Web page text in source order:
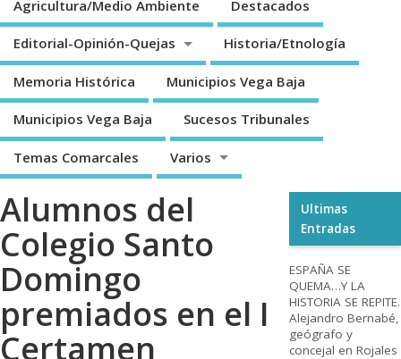
Agricultura/Medio Ambiente Destacados
Editorial-Opinión-Quejas Historia/Etnología
Memoria Histórica Municipios Vega Baja
Municipios Vega Baja Sucesos Tribunales
Temas Comarcales Varios
Alumnos del
Colegio Santo
Domingo
premiados en el I
Certamen
Ultimas
Entradas
ESPAÑA SE
QUEMA…Y LA
HISTORIA SE REPITE.
Alejandro Bernabé,
geógrafo y
concejal en Rojales